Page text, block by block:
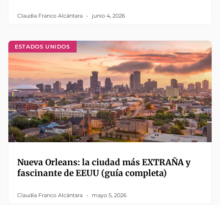
Claudia Franco Alcántara junio 4, 2026
ESTADOS UNIDOS
Nueva Orleans: la ciudad más EXTRAÑA y
fascinante de EEUU (guía completa)
Claudia Franco Alcántara mayo 5, 2026